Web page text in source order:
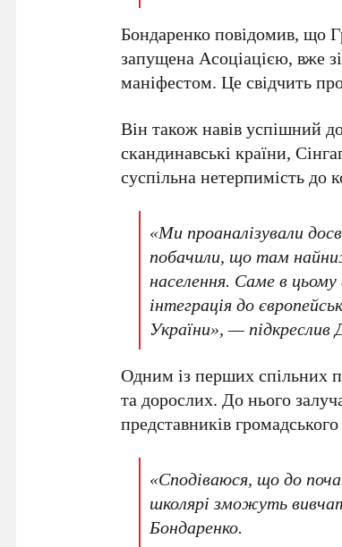
Бондаренкоповідомив, що
запущена Асоціацією, вже
маніфестом. Це свідчить
Він також навів успішний
скандинавські країни,
суспільна нетерпимість до
«Ми проаналізували
побачили, що там
населення. Саме в
інтеграція до
України», — підкреслив
Одним із перших спільних
та дорослих. До нього
представників
«Сподіваюся, що до
школярі зможуть
Бондаренко.